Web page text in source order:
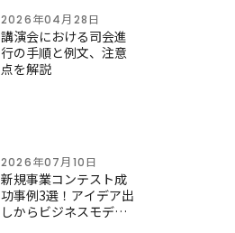
で徹底解説
2026年04月28日
講演会における司会進
行の手順と例文、注意
点を解説
2026年07月10日
新規事業コンテスト成
功事例3選！アイデア出
しからビジネスモデル